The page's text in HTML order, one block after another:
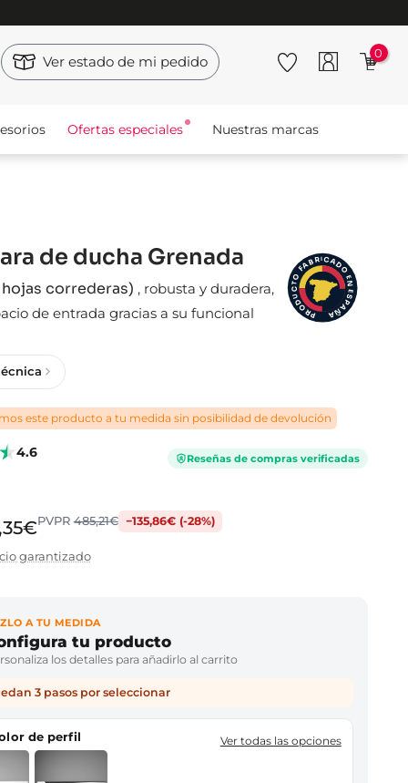
Ver estado de mi pedido 0
Ofertas especiales Nuestras marcas
de ducha Grenada
correderas) , robusta y duradera,
de entrada gracias a su funcional
P
R
O
D
U
C
T
O
FABRICADO
E
N
E
S
P
A
Ñ
A
este producto a tu medida sin posibilidad de devolución
4.6 Reseñas de compras verificadas
,35€PVPR485,21€ −135,86€ (-28%)
garantizado
A TU MEDIDA
tu producto
los detalles para añadirlo al carrito
3 pasos por seleccionar
de perfil Ver todas las opciones